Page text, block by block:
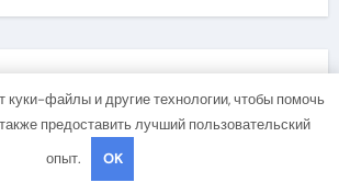
куки-файлы и другие технологии, чтобы помочь
предоставить лучший пользовательский
опыт.
OK